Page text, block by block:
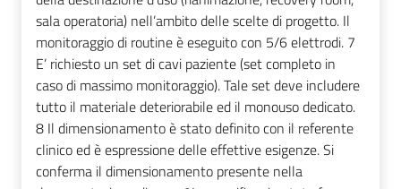
sala operatoria) nell’ambito delle scelte di progetto. Il
monitoraggio di routine è eseguito con 5/6 elettrodi. 7
E’ richiesto un set di cavi paziente (set completo in
caso di massimo monitoraggio). Tale set deve includere
tutto il materiale deteriorabile ed il monouso dedicato.
8 Il dimensionamento è stato definito con il referente
clinico ed è espressione delle effettive esigenze. Si
conferma il dimensionamento presente nella